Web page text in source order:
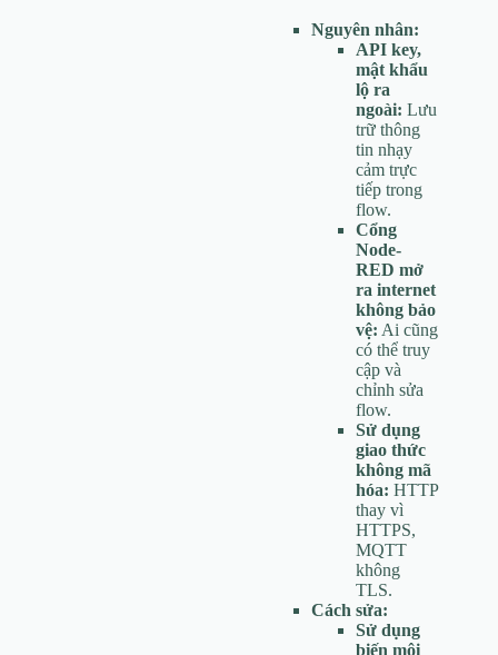
Nguyên nhân:
API key,
mật khẩu
lộ ra
ngoài: Lưu
trữ thông
tin nhạy
cảm trực
tiếp trong
flow.
Cổng
Node-
RED mở
ra internet
không bảo
vệ: Ai cũng
có thể truy
cập và
chỉnh sửa
flow.
Sử dụng
giao thức
không mã
hóa: HTTP
thay vì
HTTPS,
MQTT
không
TLS.
Cách sửa:
Sử dụng
biến môi